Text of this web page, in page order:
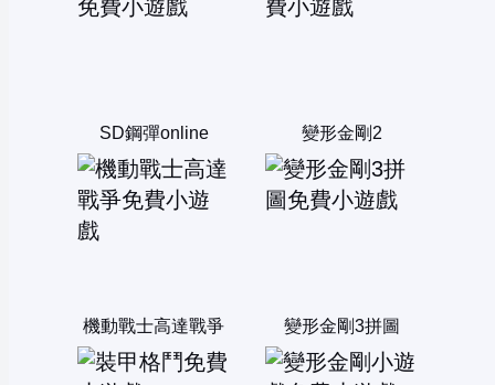
SD鋼彈online 變形金剛2
機動戰士高達戰爭 變形金剛3拼圖